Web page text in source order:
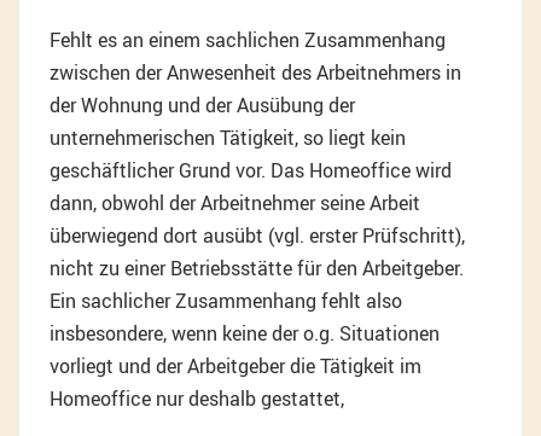
Fehlt es an einem sachlichen Zusammenhang
zwischen der Anwesenheit des Arbeitnehmers in
der Wohnung und der Ausübung der
unternehmerischen Tätigkeit, so liegt kein
geschäftlicher Grund vor. Das Homeoffice wird
dann, obwohl der Arbeitnehmer seine Arbeit
überwiegend dort ausübt (vgl. erster Prüfschritt),
nicht zu einer Betriebsstätte für den Arbeitgeber.
Ein sachlicher Zusammenhang fehlt also
insbesondere, wenn keine der o.g. Situationen
vorliegt und der Arbeitgeber die Tätigkeit im
Homeoffice nur deshalb gestattet,